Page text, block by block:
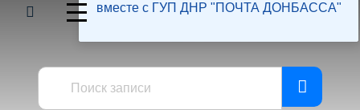
Пресс-центр
вместе с ГУП ДНР "ПОЧТА ДОНБАССА"